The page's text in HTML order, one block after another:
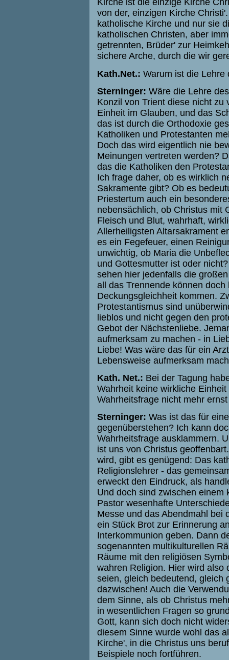
Kirche ist die einzige Kirche
von der, einzigen Kirche
katholische Kirche und nur sie
katholischen Christen, aber
getrennten, Brüder' zur
sichere Arche, durch die wir
Kath.Net.: Warum ist die Lehre
Sterninger: Wäre die Lehre
Konzil von Trient diese nicht
Einheit im Glauben, und das
das ist durch die Orthodoxie
Katholiken und Protestanten
Doch das wird eigentlich nie
Meinungen vertreten werden?
das die Katholiken den
Ich frage daher, ob es wirklich
Sakramente gibt? Ob es
Priestertum auch ein
nebensächlich, ob Christus mit
Fleisch und Blut, wahrhaft,
Allerheiligsten Altarsakrament
es ein Fegefeuer, einen
unwichtig, ob Maria die
und Gottesmutter ist oder
sehen hier jedenfalls die
all das Trennende können
Deckungsgleichheit kommen.
Protestantismus sind
lieblos und nicht gegen den
Gebot der Nächstenliebe.
aufmerksam zu machen - in
Liebe! Was wäre das für ein
Lebensweise aufmerksam
Kath. Net.: Bei der Tagung
Wahrheit keine wirkliche
Wahrheitsfrage nicht mehr
Sterninger: Was ist das für
gegenüberstehen? Ich kann
Wahrheitsfrage ausklammern.
ist uns von Christus
wird, gibt es genügend: Das
Religionslehrer - das
erweckt den Eindruck, als
Und doch sind zwischen einem
Pastor wesenhafte
Messe und das Abendmahl bei
ein Stück Brot zur Erinnerung
Interkommunion geben. Dann
sogenannten multikulturellen
Räume mit den religiösen
wahren Religion. Hier wird also
seien, gleich bedeutend, gleich
dazwischen! Auch die
dem Sinne, als ob Christus
in wesentlichen Fragen so
Gott, kann sich doch nicht
diesem Sinne wurde wohl das
Kirche', in die Christus uns
Beispiele noch fortführen.